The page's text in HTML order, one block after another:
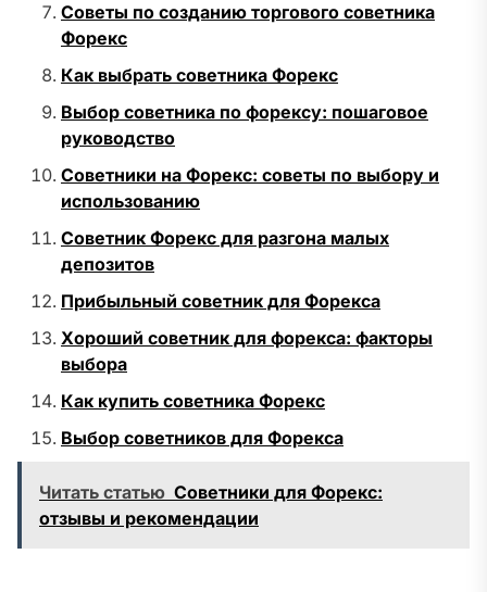
Советы по созданию торгового советника
Форекс
Как выбрать советника Форекс
Выбор советника по форексу: пошаговое
руководство
Советники на Форекс: советы по выбору и
использованию
Советник Форекс для разгона малых
депозитов
Прибыльный советник для Форекса
Хороший советник для форекса: факторы
выбора
Как купить советника Форекс
Выбор советников для Форекса
Читать статью Советники для Форекс:
отзывы и рекомендации